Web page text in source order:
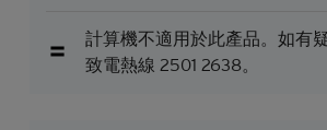
計算機不適用於此產品。如有
致電熱線 2501 2638。